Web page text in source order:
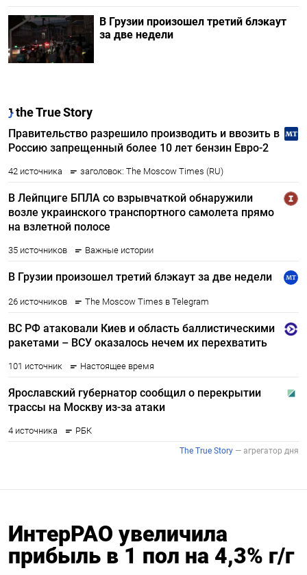
В Грузии произошел третий блэкаут
за две недели
ИнтерРАО увеличила
прибыль в 1 пол на 4,3% г/г